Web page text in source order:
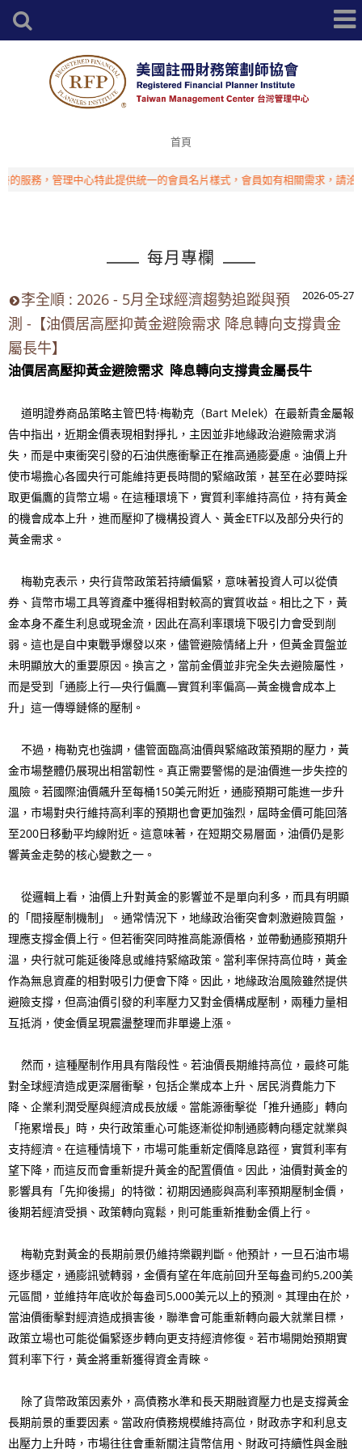
首頁
務，管理中心特此提供統一的會員名片樣式，會員如有相關需求，請洽台灣
每月專欄
2026-05-27
李全順 : 2026 - 5月全球經濟趨勢追蹤與預
測 -【油價居高壓抑黃金避險需求 降息轉向支撐貴金
屬長牛】
油價居高壓抑黃金避險需求 降息轉向支撐貴金屬長牛
道明證券商品策略主管巴特·梅勒克（Bart Melek）在最新貴金屬報
告中指出，近期金價表現相對掙扎，主因並非地緣政治避險需求消
失，而是中東衝突引發的石油供應衝擊正在推高通膨憂慮。油價上升
使市場擔心各國央行可能維持更長時間的緊縮政策，甚至在必要時採
取更偏鷹的貨幣立場。在這種環境下，實質利率維持高位，持有黃金
的機會成本上升，進而壓抑了機構投資人、黃金ETF以及部分央行的
黃金需求。
梅勒克表示，央行貨幣政策若持續偏緊，意味著投資人可以從債
券、貨幣市場工具等資產中獲得相對較高的實質收益。相比之下，黃
金本身不產生利息或現金流，因此在高利率環境下吸引力會受到削
弱。這也是自中東戰爭爆發以來，儘管避險情緒上升，但黃金買盤並
未明顯放大的重要原因。換言之，當前金價並非完全失去避險屬性，
而是受到「通膨上行—央行偏鷹—實質利率偏高—黃金機會成本上
升」這一傳導鏈條的壓制。
不過，梅勒克也強調，儘管面臨高油價與緊縮政策預期的壓力，黃
金市場整體仍展現出相當韌性。真正需要警惕的是油價進一步失控的
風險。若國際油價飆升至每桶150美元附近，通膨預期可能進一步升
溫，市場對央行維持高利率的預期也會更加強烈，屆時金價可能回落
至200日移動平均線附近。這意味著，在短期交易層面，油價仍是影
響黃金走勢的核心變數之一。
從邏輯上看，油價上升對黃金的影響並不是單向利多，而具有明顯
的「間接壓制機制」。通常情況下，地緣政治衝突會刺激避險買盤，
理應支撐金價上行。但若衝突同時推高能源價格，並帶動通膨預期升
溫，央行就可能延後降息或維持緊縮政策。當利率保持高位時，黃金
作為無息資產的相對吸引力便會下降。因此，地緣政治風險雖然提供
避險支撐，但高油價引發的利率壓力又對金價構成壓制，兩種力量相
互抵消，使金價呈現震盪整理而非單邊上漲。
然而，這種壓制作用具有階段性。若油價長期維持高位，最終可能
對全球經濟造成更深層衝擊，包括企業成本上升、居民消費能力下
降、企業利潤受壓與經濟成長放緩。當能源衝擊從「推升通膨」轉向
「拖累增長」時，央行政策重心可能逐漸從抑制通膨轉向穩定就業與
支持經濟。在這種情境下，市場可能重新定價降息路徑，實質利率有
望下降，而這反而會重新提升黃金的配置價值。因此，油價對黃金的
影響具有「先抑後揚」的特徵：初期因通膨與高利率預期壓制金價，
後期若經濟受損、政策轉向寬鬆，則可能重新推動金價上行。
梅勒克對黃金的長期前景仍維持樂觀判斷。他預計，一旦石油市場
逐步穩定，通膨訊號轉弱，金價有望在年底前回升至每盎司約5,200美
元區間，並維持年底收於每盎司5,000美元以上的預測。其理由在於，
當油價衝擊對經濟造成損害後，聯準會可能重新轉向最大就業目標，
政策立場也可能從偏緊逐步轉向更支持經濟修復。若市場開始預期實
質利率下行，黃金將重新獲得資金青睞。
除了貨幣政策因素外，高債務水準和長天期融資壓力也是支撐黃金
長期前景的重要因素。當政府債務規模維持高位，財政赤字和利息支
出壓力上升時，市場往往會重新關注貨幣信用、財政可持續性與金融